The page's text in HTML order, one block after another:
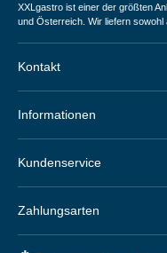
XXLgastro ist einer der größten
und Österreich. Wir liefern
Kontakt
Informationen
Kundenservice
Zahlungsarten